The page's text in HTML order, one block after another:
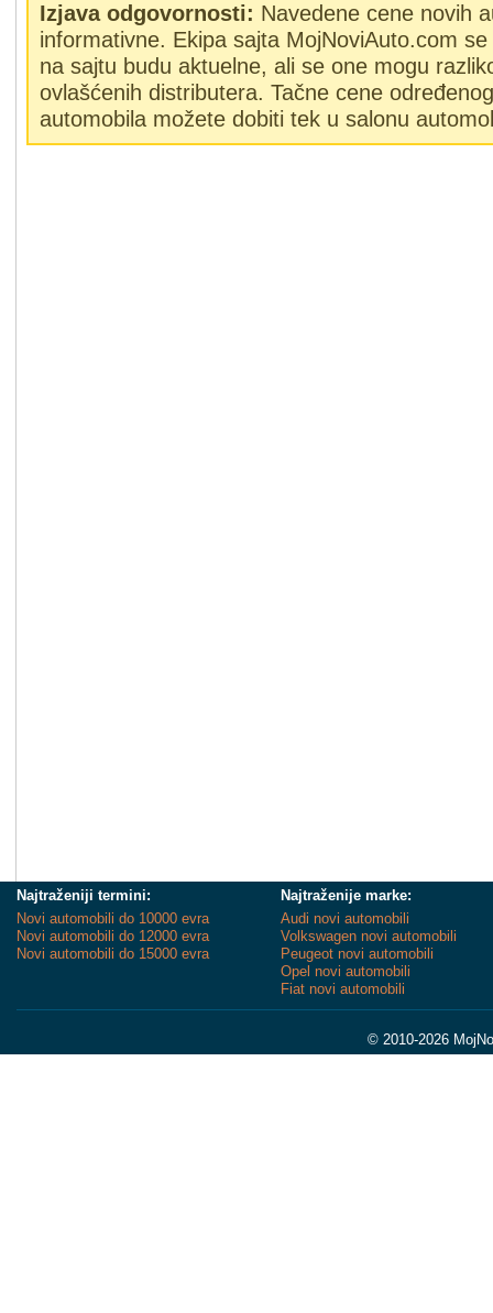
Izjava odgovornosti: Navedene cene novih
informativne. Ekipa sajta MojNoviAuto.com
na sajtu budu aktuelne, ali se one mogu
ovlašćenih distributera. Tačne cene
automobila možete dobiti tek u salonu
Najtraženiji termini:
Novi automobili do 10000 evra
Novi automobili do 12000 evra
Novi automobili do 15000 evra
Najtraženije marke:
Audi novi automobili
Volkswagen novi automobili
Peugeot novi automobili
Opel novi automobili
Fiat novi automobili
© 2010-2026